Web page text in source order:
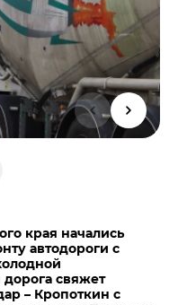
края начались
автодороги с
дорога свяжет
– Кропоткин с
активов